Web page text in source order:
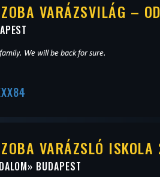
VARÁZSVILÁG –
We will be back for sure.
VARÁZSLÓ ISKOLA
» BUDAPEST